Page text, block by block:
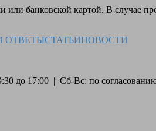
или банковской картой. В случае
ОТВЕТЫСТАТЬИНОВОСТИ
до 17:00 | Сб-Вс: по